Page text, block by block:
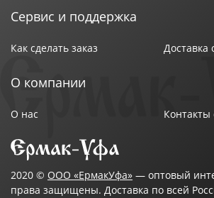
Сервис и поддержка
Как сделать заказ Доставка
О компании
О нас Контакты
2020 © ООО «ЕрмакУфа» — оптовый
права защищены. Доставка по всей